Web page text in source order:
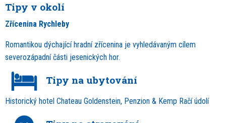
Tipy v okolí
Zřícenina Rychleby
Romantikou dýchající hradní zřícenina je vyhledávaným cílem
severozápadní části jesenických hor.
Tipy na ubytování
Historický hotel Chateau Goldenstein, Penzion & Kemp Račí údolí